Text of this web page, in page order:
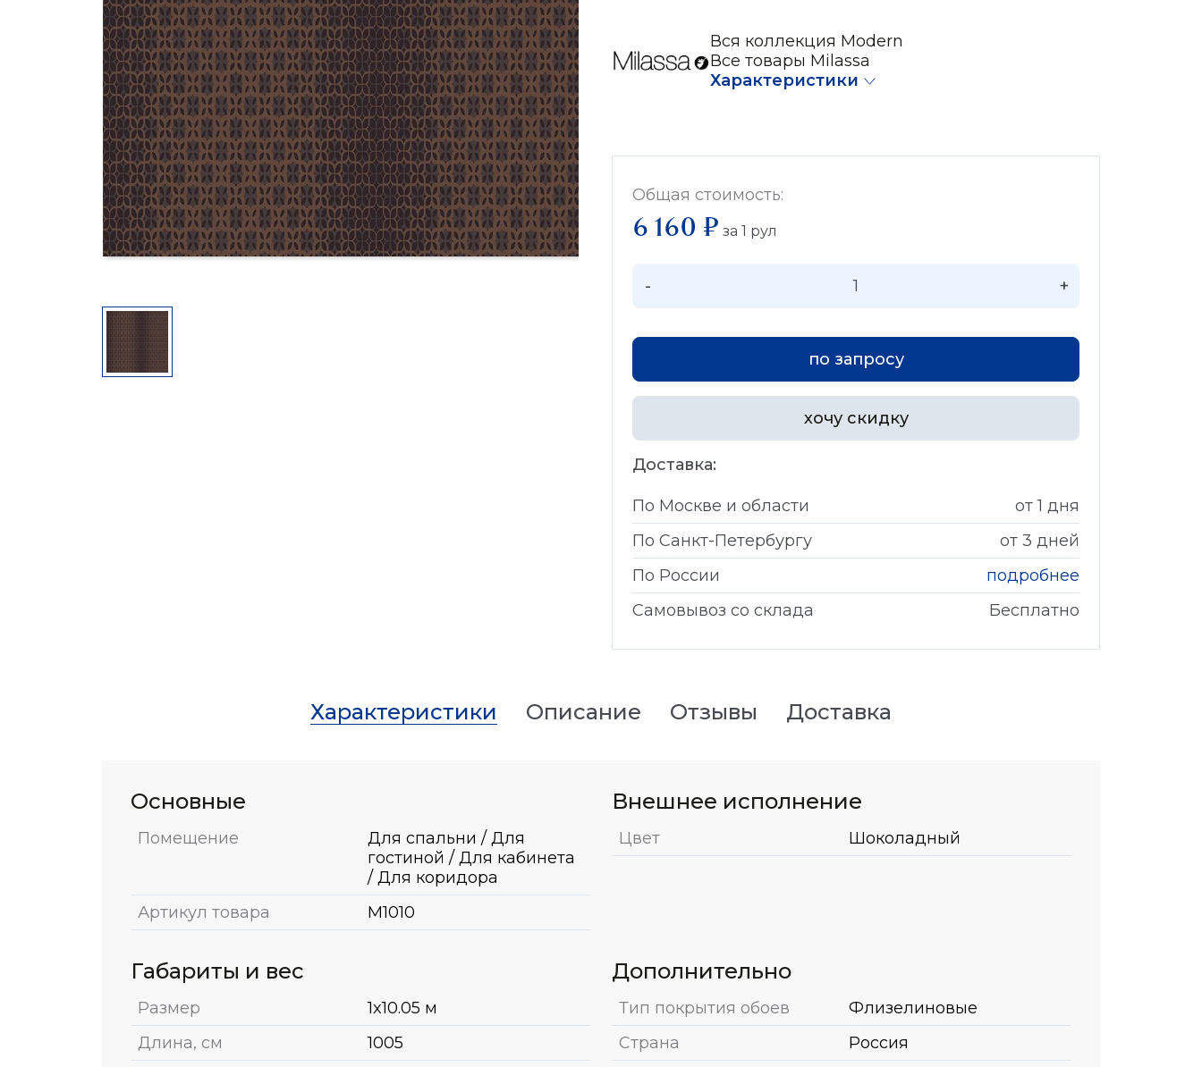
Вся коллекция Modern
Все товары Milassa
Характеристики
Общая стоимость:
6 160 ₽ за 1 рул
- +
по запросу
хочу скидку
Доставка:
По Москве и области
от 1 дня
По Санкт-Петербургу
от 3 дней
По России
подробнее
Самовывоз со склада
Бесплатно
Характеристики Описание Отзывы Доставка
Основные
Помещение
Для спальни / Для
гостиной / Для кабинета
/ Для коридора
Артикул товара
M1010
Внешнее исполнение
Цвет Шоколадный
Габариты и вес
Размер
1x10.05 м
Длина, см
1005
Дополнительно
Тип покрытия обоев
Флизелиновые
Страна
Россия